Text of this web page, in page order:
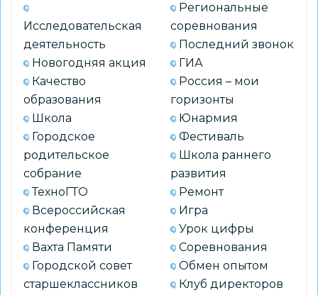
стратегической
сессии
Исследовательская
деятельность
Новогодняя акция
Качество
образования
Школа
Городское
родительское
собрание
ТехноГТО
Всероссийская
конференция
Вахта Памяти
Городской совет
старшеклассников
Региональные
соревнования
Последний звонок
ГИА
Россия – мои
горизонты
Юнармия
Фестиваль
Школа раннего
развития
Ремонт
Игра
Урок цифры
Соревнования
Обмен опытом
Клуб директоров